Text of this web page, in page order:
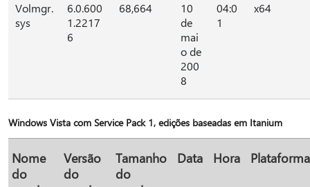
Volmgr.
sys
6.0.600
1.2217
6
68,664
10
de
mai
o de
200
8
04:0
1
x64
Windows Vista com Service Pack 1, edições baseadas em Itanium
Nome
do
Versão
do
Tamanho
do
Data Hora Plataforma